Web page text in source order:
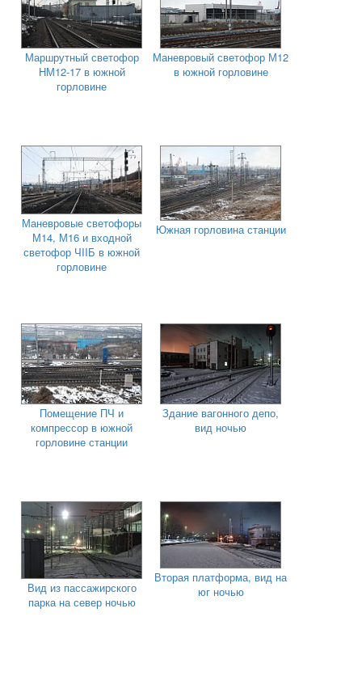
Маршрутный светофор
НМ12-17 в южной
горловине
Маневровый светофор М12
в южной горловине
Маневровые светофоры
М14, М16 и входной
светофор ЧIIБ в южной
горловине
Южная горловина станции
Помещение ПЧ и
компрессор в южной
горловине станции
Здание вагонного депо,
вид ночью
Вид из пассажирского
парка на север ночью
Вторая платформа, вид на
юг ночью